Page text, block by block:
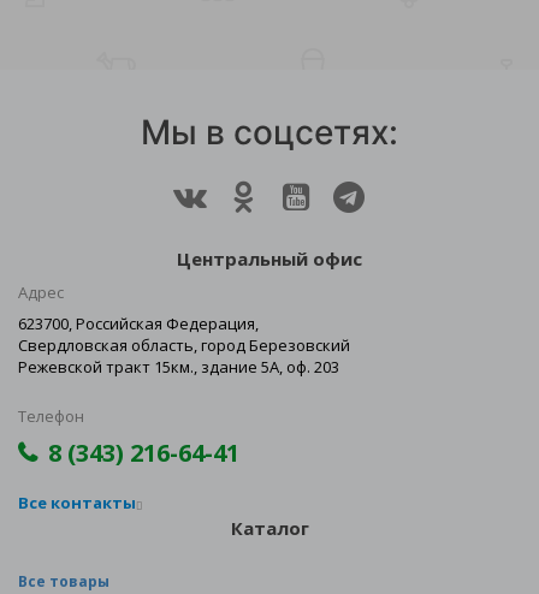
Мы в соцсетях:
Центральный офис
Адрес
623700, Российская Федерация,
Свердловская область, город Березовский
Режевской тракт 15км., здание 5А, оф. 203
Телефон
8 (343) 216-64-41
Все контакты
Каталог
Все товары